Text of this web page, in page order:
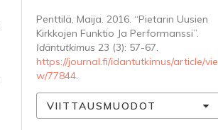
Penttilä, Maija. 2016. “Pietarin Uusien
Kirkkojen Funktio Ja Performanssi”.
Idäntutkimus 23 (3): 57-67.
https://journal.fi/idantutkimus/article/vie
w/77844.
VIITTAUSMUODOT